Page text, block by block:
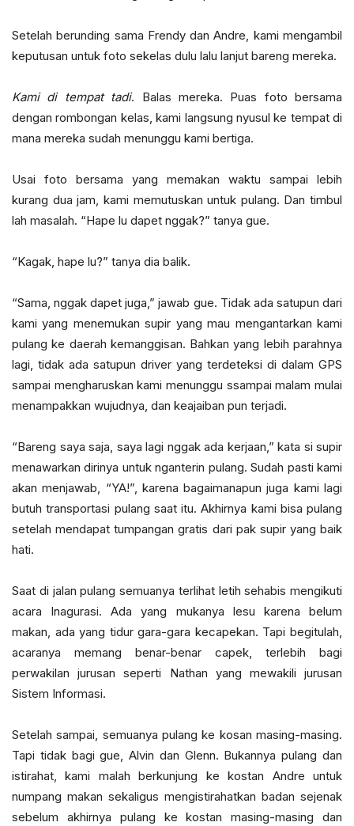
Setelah berunding sama Frendy dan Andre, kami mengambil
keputusan untuk foto sekelas dulu lalu lanjut bareng mereka.
Kami di tempat tadi. Balas mereka. Puas foto bersama
dengan rombongan kelas, kami langsung nyusul ke tempat di
mana mereka sudah menunggu kami bertiga.
Usai foto bersama yang memakan waktu sampai lebih
kurang dua jam, kami memutuskan untuk pulang. Dan timbul
lah masalah. “Hape lu dapet nggak?” tanya gue.
“Kagak, hape lu?” tanya dia balik.
“Sama, nggak dapet juga,” jawab gue. Tidak ada satupun dari
kami yang menemukan supir yang mau mengantarkan kami
pulang ke daerah kemanggisan. Bahkan yang lebih parahnya
lagi, tidak ada satupun driver yang terdeteksi di dalam GPS
sampai mengharuskan kami menunggu ssampai malam mulai
menampakkan wujudnya, dan keajaiban pun terjadi.
“Bareng saya saja, saya lagi nggak ada kerjaan,” kata si supir
menawarkan dirinya untuk nganterin pulang. Sudah pasti kami
akan menjawab, “YA!”, karena bagaimanapun juga kami lagi
butuh transportasi pulang saat itu. Akhirnya kami bisa pulang
setelah mendapat tumpangan gratis dari pak supir yang baik
hati.
Saat di jalan pulang semuanya terlihat letih sehabis mengikuti
acara Inagurasi. Ada yang mukanya lesu karena belum
makan, ada yang tidur gara-gara kecapekan. Tapi begitulah,
acaranya memang benar-benar capek, terlebih bagi
perwakilan jurusan seperti Nathan yang mewakili jurusan
Sistem Informasi.
Setelah sampai, semuanya pulang ke kosan masing-masing.
Tapi tidak bagi gue, Alvin dan Glenn. Bukannya pulang dan
istirahat, kami malah berkunjung ke kostan Andre untuk
numpang makan sekaligus mengistirahatkan badan sejenak
sebelum akhirnya pulang ke kostan masing-masing dan